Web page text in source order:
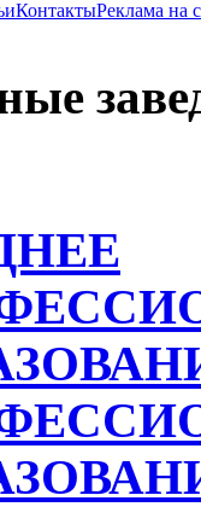
КонтактыРеклама на